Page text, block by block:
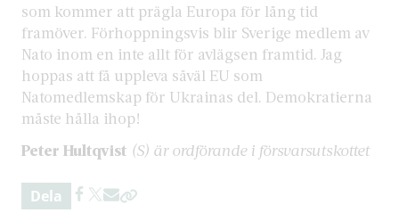
som kommer att prägla Europa för lång tid
framöver. Förhoppningsvis blir Sverige medlem av
Nato inom en inte allt för avlägsen framtid. Jag
hoppas att få uppleva såväl EU som
Natomedlemskap för Ukrainas del. Demokratierna
måste hålla ihop!
Peter Hultqvist (S) är ordförande i försvarsutskottet
Dela